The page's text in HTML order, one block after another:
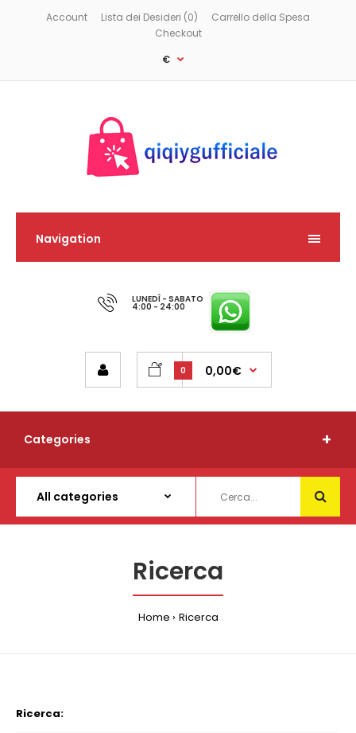
Account Lista dei Desideri (0)
Carrello della Spesa
Checkout
€
Navigation
LUNEDÌ - SABATO
4:00 - 24:00
0 0,00€
Categories
Ricerca
Home Ricerca
Ricerca: